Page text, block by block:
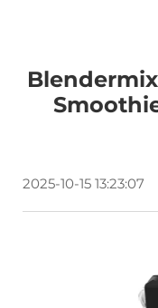
2025-10-15 13:23:07